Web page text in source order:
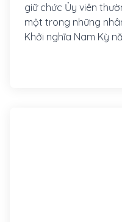
giữ chức Ủy viên
một trong những
Khởi nghĩa Nam Kỳ